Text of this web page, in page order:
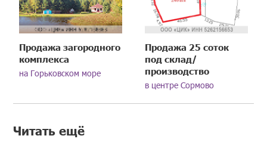
Продажа загородного
комплекса
на Горьковском море
Продажа 25 соток
под склад/
производство
в центре Сормово
Читать ещё